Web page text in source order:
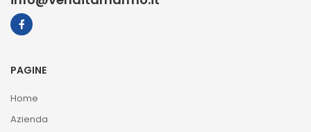
PAGINE
Home
Azienda